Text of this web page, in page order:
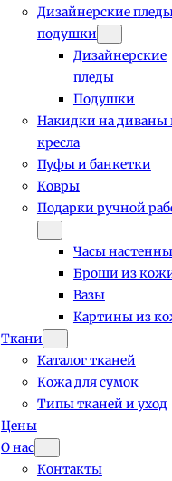
Дизайнерские
подушки
Дизайнерские
пледы
Подушки
Накидки на диваны
кресла
Пуфы и банкетки
Ковры
Подарки ручной
Часы
Броши из
Вазы
Картины из
Ткани
Каталог тканей
Кожа для сумок
Типы тканей и уход
Цены
О нас
Контакты